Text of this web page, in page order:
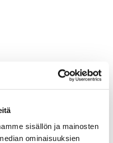
sisällön ja mainosten
ominaisuuksien